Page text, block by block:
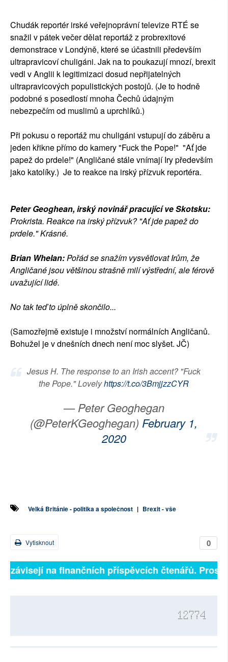
RUBRIKY
PLNÁ VERZE STRÁNEK
Chudák reportér irské veřejnoprávní televize RTÉ se
snažil v pátek večer dělat reportáž z probrexitové
demonstrace v Londýně, které se účastnili především
ultrapravicoví chuligáni. Jak na to poukazují mnozí, brexit
vedl v Anglii k legitimizaci dosud nepřijatelných
ultrapravicových populistických postojů. (Je to hodně
podobné s posedlostí mnoha Čechů údajným
nebezpečím od muslimů a uprchlíků.)
Při pokusu o reportáž mu chuligáni vstupují do záběru a
jeden křikne přímo do kamery "Fuck the Pope!" "Ať jde
papež do prdele!" (Angličané stále vnímají Iry především
jako katolíky.) Je to reakce na irský přízvuk reportéra.
Peter Geoghean, irský novinář pracující ve Skotsku:
Prokrista. Reakce na irský přízvuk? "Ať jde papež do
prdele." Krásné.
Brian Whelan:Pořád se snažím vysvětlovat Irům, že
Angličané jsou většinou strašně milí výstřední, ale férově
uvažující lidé.
No tak teď to úplně skončilo...
(Samozřejmě existuje i množství normálních Angličanů.
Bohužel je v dnešních dnech není moc slyšet. JČ)
Jesus H. The response to an Irish accent? "Fuck
the Pope." Lovelyhttps://t.co/3BmjjzzCYR
— Peter Geoghegan
(@PeterKGeoghegan) February 1,
2020
Velká Británie - politika a společnost | Brexit - vše
0
Vytisknout
závisejí na finančních příspěvcích čtenářů.
12774